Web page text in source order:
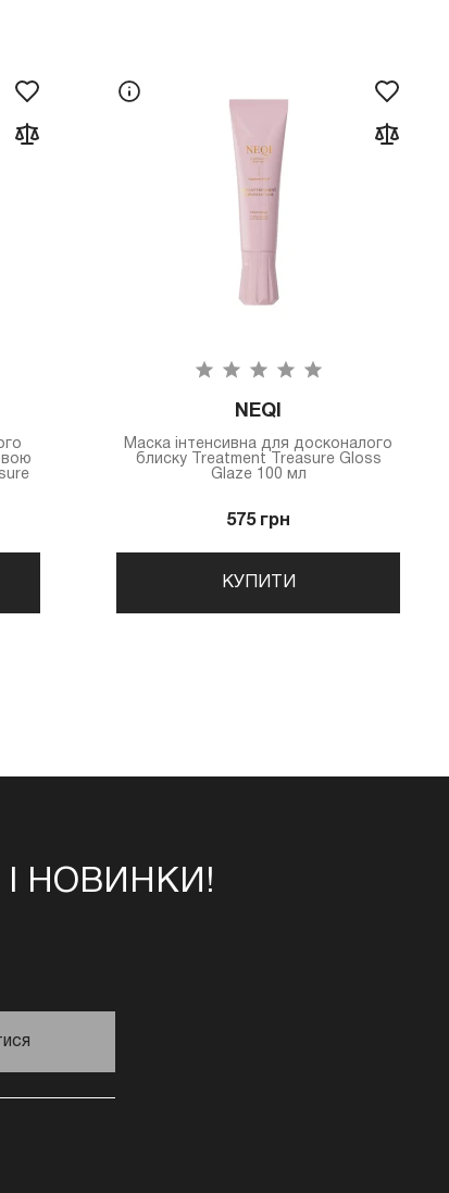
NEQI
Маска інтенсивна для досконалого
блиску Treatment Treasure Gloss
Glaze 100 мл
575 грн
КУПИТИ
НОВИНКИ!